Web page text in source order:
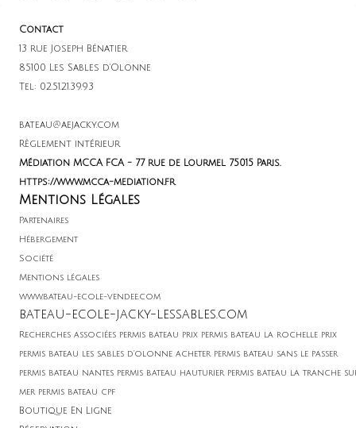
Contact
13 rue Joseph Bénatier
85100 Les Sables d'Olonne
Tel: 02.51.21.39.93
bateau@aejacky.com
Règlement intérieur
Médiation MCCA FCA - 77 rue de Lourmel 75015 Paris.
https://www.mcca-mediation.fr
Mentions Légales
Partenaires
Hébergement
Société
Mentions légales
www.bateau-ecole-vendee.com
bateau-ecole-jacky-lessables.com
Recherches associées permis bateau prix permis bateau la rochelle prix
permis bateau les sables d'olonne acheter permis bateau sans le passer
permis bateau nantes permis bateau hauturier permis bateau la tranche
mer permis bateau cpf
Boutique En Ligne